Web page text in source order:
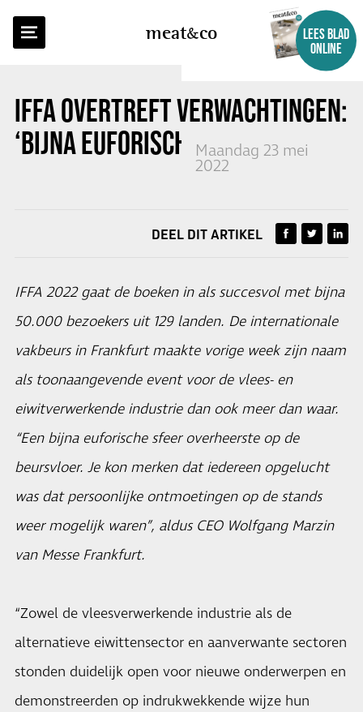
meatco
LEES BLAD
ONLINE
IFFA OVERTREFT VERWACHTINGEN:
‘BIJNA EUFORISCHE SFEER’
Maandag 23 mei
2022
TERUG NAAR OVERZICHT
DEEL DIT ARTIKEL
IFFA 2022 gaat de boeken in als succesvol met bijna
50.000 bezoekers uit 129 landen. De internationale
vakbeurs in Frankfurt maakte vorige week zijn naam
als toonaangevende event voor de vlees- en
eiwitverwerkende industrie dan ook meer dan waar.
“Een bijna euforische sfeer overheerste op de
beursvloer. Je kon merken dat iedereen opgelucht
was dat persoonlijke ontmoetingen op de stands
weer mogelijk waren”, aldus CEO Wolfgang Marzin
van Messe Frankfurt.
“Zowel de vleesverwerkende industrie als de
alternatieve eiwittensector en aanverwante sectoren
stonden duidelijk open voor nieuwe onderwerpen en
demonstreerden op indrukwekkende wijze hun